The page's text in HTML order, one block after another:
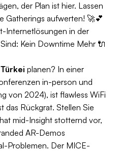
der Plan ist hier. Lassen
Gatherings aufwerten! 🚀💕
Internetlösungen in der
Kein Downtime Mehr 🔌
planen? In einer
in-person und
von 2024), ist flawless WiFi
Rückgrat. Stellen Sie
mid-Insight stotternd vor,
AR-Demos
Problemen. Der MICE-